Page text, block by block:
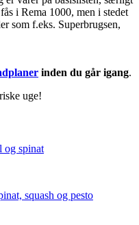
i Rema 1000, men i stedet
som f.eks. Superbrugsen,
inden du går igang.
uge!
og spinat
squash og pesto